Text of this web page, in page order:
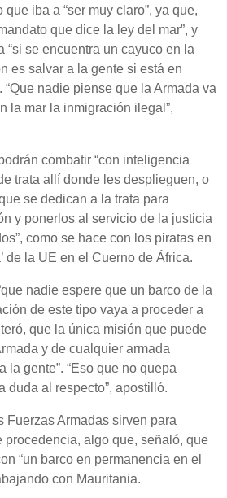
iba a “ser muy claro”, ya que,
que dice la ley del mar”, y
“si se encuentra un cayuco en la
es salvar a la gente si está en
“Que nadie piense que la Armada va
la mar la inmigración ilegal”,
combatir “con inteligencia
trata allí donde les desplieguen, o
se dedican a la trata para
y ponerlos al servicio de la justicia
como se hace con los piratas en
de la UE en el Cuerno de África.
nadie espere que un barco de la
de este tipo vaya a proceder a
que la única misión que puede
y de cualquier armada
la gente”. “Eso que no quepa
duda al respecto”, apostilló.
Fuerzas Armadas sirven para
procedencia, algo que, señaló, que
“un barco en permanencia en el
con Mauritania.